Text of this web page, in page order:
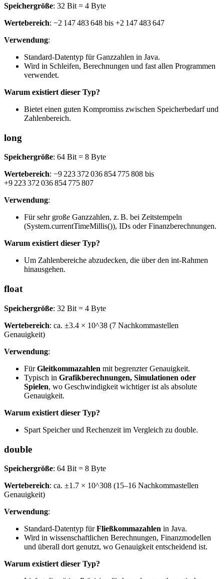
Speichergröße: 32 Bit = 4 Byte
Wertebereich: −2 147 483 648 bis +2 147 483 647
Verwendung:
Standard-Datentyp für Ganzzahlen in Java.
Wird in Schleifen, Berechnungen und fast allen Programmen
verwendet.
Warum existiert dieser Typ?
Bietet einen guten Kompromiss zwischen Speicherbedarf und
Zahlenbereich.
long
Speichergröße: 64 Bit = 8 Byte
Wertebereich: −9 223 372 036 854 775 808 bis
+9 223 372 036 854 775 807
Verwendung:
Für sehr große Ganzzahlen, z. B. bei Zeitstempeln
(System.currentTimeMillis()), IDs oder Finanzberechnungen.
Warum existiert dieser Typ?
Um Zahlenbereiche abzudecken, die über den int-Rahmen
hinausgehen.
float
Speichergröße: 32 Bit = 4 Byte
Wertebereich: ca. ±3.4 × 10^38 (7 Nachkommastellen
Genauigkeit)
Verwendung:
FürGleitkommazahlen mit begrenzter Genauigkeit.
Typisch in Grafikberechnungen, Simulationen oder
Spielen, wo Geschwindigkeit wichtiger ist als absolute
Genauigkeit.
Warum existiert dieser Typ?
Spart Speicher und Rechenzeit im Vergleich zu double.
double
Speichergröße: 64 Bit = 8 Byte
Wertebereich: ca. ±1.7 × 10^308 (15–16 Nachkommastellen
Genauigkeit)
Verwendung:
Standard-Datentyp fürFließkommazahlen in Java.
Wird in wissenschaftlichen Berechnungen, Finanzmodellen
und überall dort genutzt, wo Genauigkeit entscheidend ist.
Warum existiert dieser Typ?